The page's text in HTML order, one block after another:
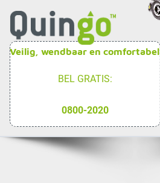
Veilig, wendbaar en comfortabel
BEL GRATIS:
0800-2020